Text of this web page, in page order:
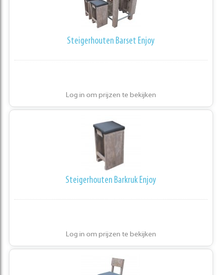
Steigerhouten Barset Enjoy
Log in om prijzen te bekijken
Steigerhouten Barkruk Enjoy
Log in om prijzen te bekijken